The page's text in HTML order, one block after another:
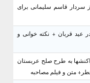
سردار قاسم سلیمانی برای
عید قربان + نکته خوانی و
به طرح صلح عربستان
متن و فیلم مصاحبه